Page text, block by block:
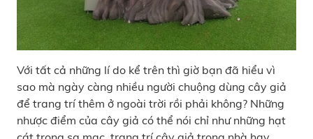
Với tất cả những lí do kể trên thì giờ bạn đã hiểu vì
sao mà ngày càng nhiều người chuộng dùng cây giả
để trang trí thêm ở ngoài trời rồi phải không? Những
nhược điểm của cây giả có thể nói chỉ như những hạt